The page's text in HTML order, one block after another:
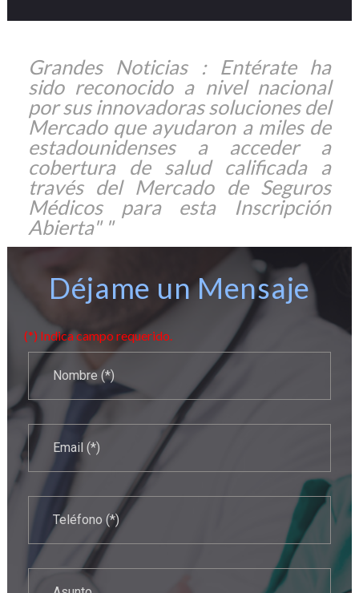
Grandes Noticias : Entérate ha
sido reconocido a nivel nacional
por sus innovadoras soluciones del
Mercado que ayudaron a miles de
estadounidenses a acceder a
cobertura de salud calificada a
través del Mercado de Seguros
Médicos para esta Inscripción
Abierta" "
Déjame un Mensaje
(*) Indica campo requerido.